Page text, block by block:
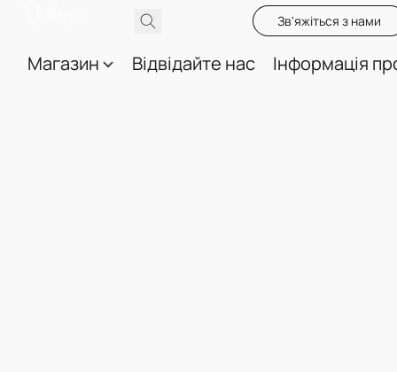
Зв'яжіться з нами
Магазин Відвідайте нас Інформація